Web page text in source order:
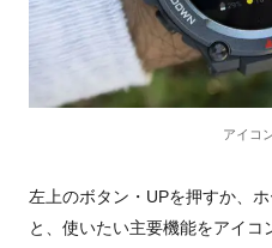
アイコ
左上のボタン・ UPを押すか、
と、使いたい主要機能をアイ